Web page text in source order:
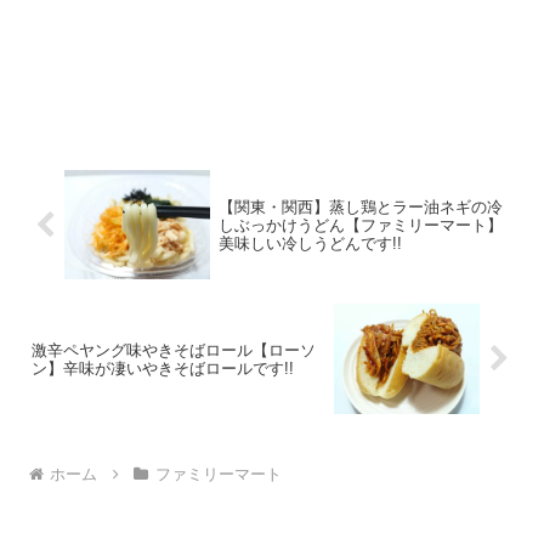
【関東・関西】蒸し鶏とラー油ネギの冷
しぶっかけうどん【ファミリーマート】
美味しい冷しうどんです!!
激辛ペヤング味やきそばロール【ローソ
ン】辛味が凄いやきそばロールです!!
ホーム ファミリーマート